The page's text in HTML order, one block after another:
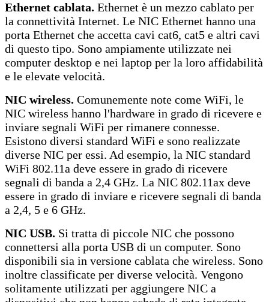
Ethernet cablata. Ethernet è un mezzo cablato per
la connettività Internet. Le NIC Ethernet hanno una
porta Ethernet che accetta cavi cat6, cat5 e altri cavi
di questo tipo. Sono ampiamente utilizzate nei
computer desktop e nei laptop per la loro affidabilità
e le elevate velocità.
NIC wireless. Comunemente note come WiFi, le
NIC wireless hanno l'hardware in grado di ricevere e
inviare segnali WiFi per rimanere connesse.
Esistono diversi standard WiFi e sono realizzate
diverse NIC per essi. Ad esempio, la NIC standard
WiFi 802.11a deve essere in grado di ricevere
segnali di banda a 2,4 GHz. La NIC 802.11ax deve
essere in grado di inviare e ricevere segnali di banda
a 2,4, 5 e 6 GHz.
NIC USB. Si tratta di piccole NIC che possono
connettersi alla porta USB di un computer. Sono
disponibili sia in versione cablata che wireless. Sono
inoltre classificate per diverse velocità. Vengono
solitamente utilizzati per aggiungere NIC a